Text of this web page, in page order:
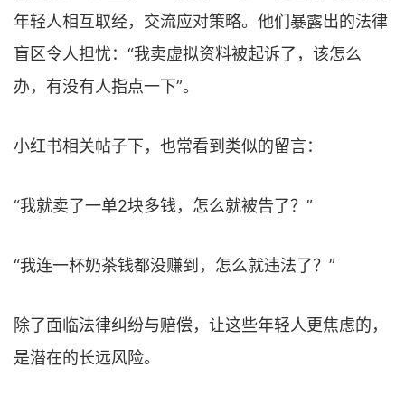
年轻人相互取经，交流应对策略。他们暴露出的法律
盲区令人担忧：“我卖虚拟资料被起诉了，该怎么
办，有没有人指点一下”。
小红书相关帖子下，也常看到类似的留言：
“我就卖了一单2块多钱，怎么就被告了？”
“我连一杯奶茶钱都没赚到，怎么就违法了？”
除了面临法律纠纷与赔偿，让这些年轻人更焦虑的，
是潜在的长远风险。